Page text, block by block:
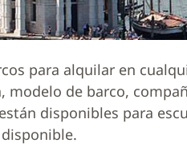
para alquilar en
modelo de barco,
disponibles para